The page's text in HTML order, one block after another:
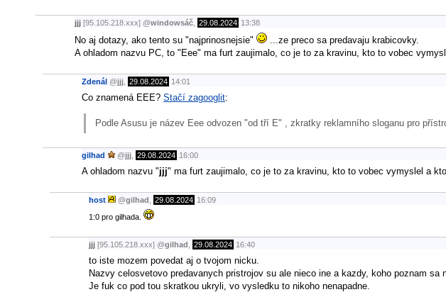
jjj [95.105.218.xxx] @windowsáč 29.08.2024 13:38
No aj dotazy, ako tento su "najprinosnejsie"
...ze preco sa predavaju krabicovky.
A ohladom nazvu PC, to "Eee" ma furt zaujimalo, co je to za kravinu, kto to vobec
Zdenál @jjj 29.08.2024 14:01
Co znamená EEE? Stačí zagooglit:
Podle Asusu je název Eee odvozen "od tří E" , zkratky reklamního sloganu pro
gilhad @jjj 29.08.2024 16:00
A ohladom nazvu "jjj" ma furt zaujimalo, co je to za kravinu, kto to vobec vymyslel a
host @gilhad 29.08.2024 16:09
1:0 pro gilhada.
jjj [95.105.218.xxx] @gilhad 29.08.2024 16:40
to iste mozem povedat aj o tvojom nicku.
Nazvy celosvetovo predavanych pristrojov su ale nieco ine a kazdy, koho poznam sa
Je fuk co pod tou skratkou ukryli, vo vysledku to nikoho nenapadne.